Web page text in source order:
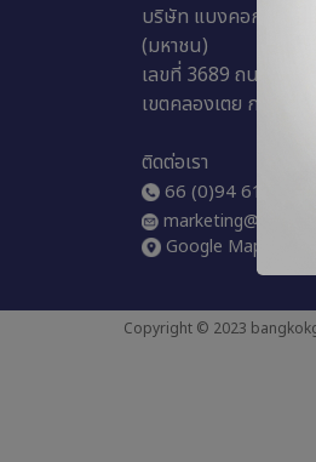
บริษัท แบงคอกจีโนมิก
(มหาชน)
เลขที่ 3689 ถนนพระร
เขตคลองเตย กทม.
ติดต่อเรา
66 (0)94 616 6878
Google Map
Copyright © 2023